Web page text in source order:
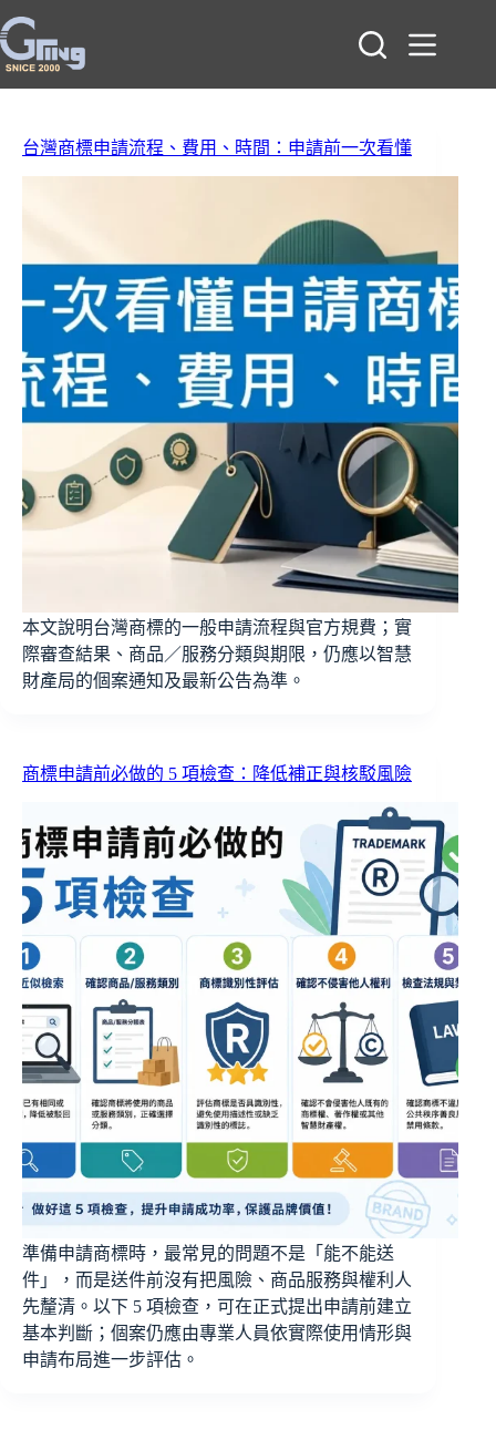
跳
至
主
要
台灣商標申請流程、費用、時間：申請前一次看懂
本文說明台灣商標的一般申請流程與官方規費；實
際審查結果、商品／服務分類與期限，仍應以智慧
財產局的個案通知及最新公告為準。
商標申請前必做的 5 項檢查：降低補正與核駁風險
準備申請商標時，最常見的問題不是「能不能送
件」，而是送件前沒有把風險、商品服務與權利人
先釐清。以下 5 項檢查，可在正式提出申請前建立
基本判斷；個案仍應由專業人員依實際使用情形與
申請布局進一步評估。